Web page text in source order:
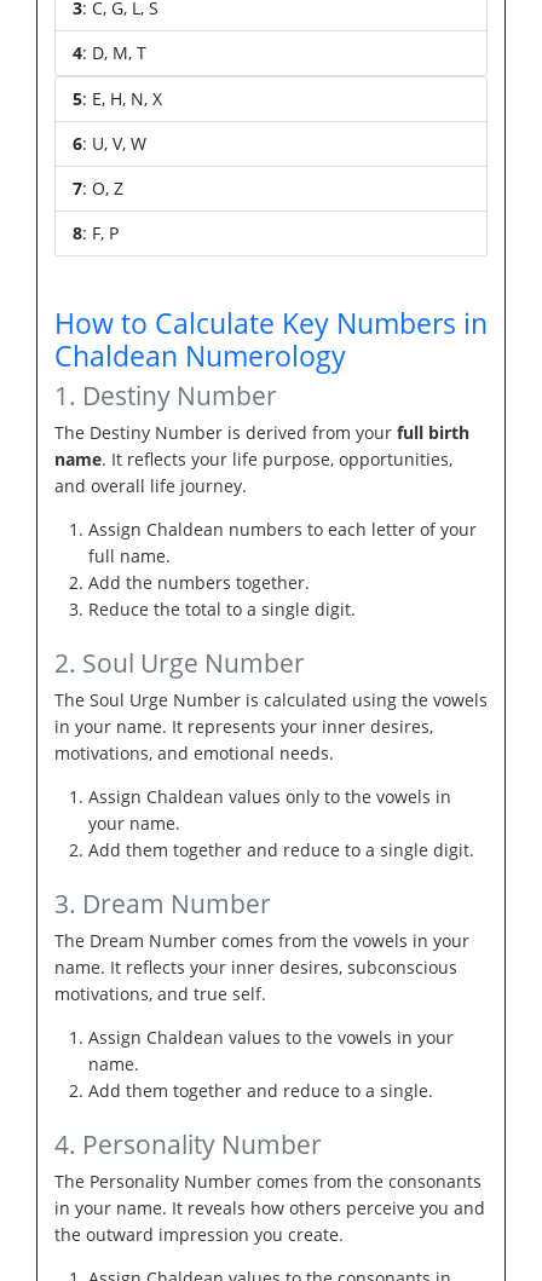
3: C, G, L, S
4: D, M, T
5: E, H, N, X
6: U, V, W
7: O, Z
8: F, P
How to Calculate Key Numbers in
Chaldean Numerology
1. Destiny Number
The Destiny Number is derived from your full birth
name. It reflects your life purpose, opportunities,
and overall life journey.
Assign Chaldean numbers to each letter of your
full name.
Add the numbers together.
Reduce the total to a single digit.
2. Soul Urge Number
The Soul Urge Number is calculated using the vowels
in your name. It represents your inner desires,
motivations, and emotional needs.
Assign Chaldean values only to the vowels in
your name.
Add them together and reduce to a single digit.
3. Dream Number
The Dream Number comes from the vowels in your
name. It reflects your inner desires, subconscious
motivations, and true self.
Assign Chaldean values to the vowels in your
name.
Add them together and reduce to a single.
4. Personality Number
The Personality Number comes from the consonants
in your name. It reveals how others perceive you and
the outward impression you create.